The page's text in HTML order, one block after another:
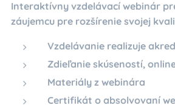
Interaktívny vzdelávací webinár
záujemcu pre rozšírenie svojej
Vzdelávanie realizuje
Zdieľanie skúseností,
Materiály z webinára
Certifikát o absolvovaní